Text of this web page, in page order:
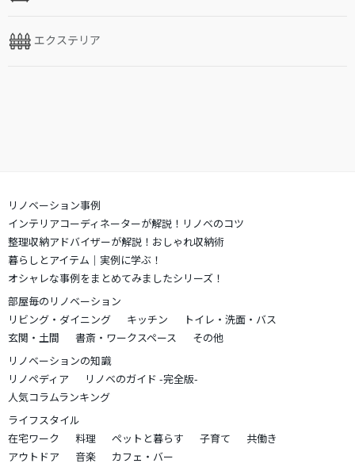
エクステリア
リノベーション事例
インテリアコーディネーターが解説！リノベのコツ
整理収納アドバイザーが解説！おしゃれ収納術
暮らしとアイテム｜実例に学ぶ！
オシャレな事例をまとめてみましたシリーズ！
部屋毎のリノベーション
リビング・ダイニング
キッチン
トイレ・洗面・バス
玄関・土間
書斎・ワークスペース
その他
リノベーションの知識
リノペディア
リノベのガイド -完全版-
人気コラムランキング
ライフスタイル
在宅ワーク
料理 ペットと暮らす 子育て
共働き
アウトドア
音楽
カフェ・バー